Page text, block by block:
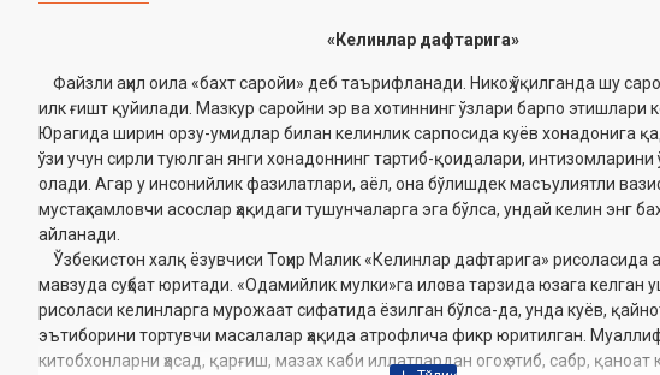
«Келинлар дафтарига»
Файзли аҳил оила «бахт саройи» деб таърифланади. Никоҳ ўқилганда шу
илк ғишт қуйилади. Мазкур саройни эр ва хотиннинг ўзлари барпо этишлари
Юрагида ширин орзу-умидлар билан келинлик сарпосида куёв хонадонига
ўзи учун сирли туюлган янги хонадоннинг тартиб-қоидалари, интизомларини
олади. Агар у инсонийлик фазилатлари, аёл, она бўлишдек масъулиятли
мустаҳкамловчи асослар ҳақидаги тушунчаларга эга бўлса, ундай келин энг
айланади.
Ўзбекистон халқ ёзувчиси Тоҳир Малик «Келинлар дафтарига» рисоласида
мавзуда суҳбат юритади. «Одамийлик мулки»га илова тарзида юзага келган
рисоласи келинларга мурожаат сифатида ёзилган бўлса-да, унда куёв,
эътиборини тортувчи масалалар ҳақида атрофлича фикр юритилган.
китобхонларни ҳасад, қарғиш, мазах каби иллатлардан огоҳ этиб, сабр,